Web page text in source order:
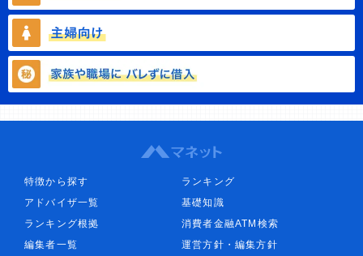
特徴から探す
ランキング
アドバイザ一覧
基礎知識
ランキング根拠
消費者金融ATM検索
編集者一覧
運営方針・編集方針